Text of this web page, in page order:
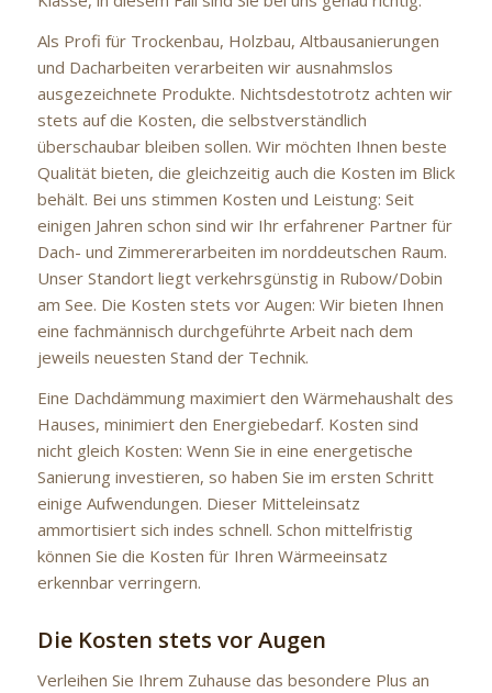
Als Profi für Trockenbau, Holzbau, Altbausanierungen
und Dacharbeiten verarbeiten wir ausnahmslos
ausgezeichnete Produkte. Nichtsdestotrotz achten wir
stets auf die Kosten, die selbstverständlich
überschaubar bleiben sollen. Wir möchten Ihnen beste
Qualität bieten, die gleichzeitig auch die Kosten im Blick
behält. Bei uns stimmen Kosten und Leistung: Seit
einigen Jahren schon sind wir Ihr erfahrener Partner für
Dach- und Zimmererarbeiten im norddeutschen Raum.
Unser Standort liegt verkehrsgünstig in Rubow/Dobin
am See. Die Kosten stets vor Augen: Wir bieten Ihnen
eine fachmännisch durchgeführte Arbeit nach dem
jeweils neuesten Stand der Technik.
Eine Dachdämmung maximiert den Wärmehaushalt des
Hauses, minimiert den Energiebedarf. Kosten sind
nicht gleich Kosten: Wenn Sie in eine energetische
Sanierung investieren, so haben Sie im ersten Schritt
einige Aufwendungen. Dieser Mitteleinsatz
ammortisiert sich indes schnell. Schon mittelfristig
können Sie die Kosten für Ihren Wärmeeinsatz
erkennbar verringern.
Die Kosten stets vor Augen
Verleihen Sie Ihrem Zuhause das besondere Plus an